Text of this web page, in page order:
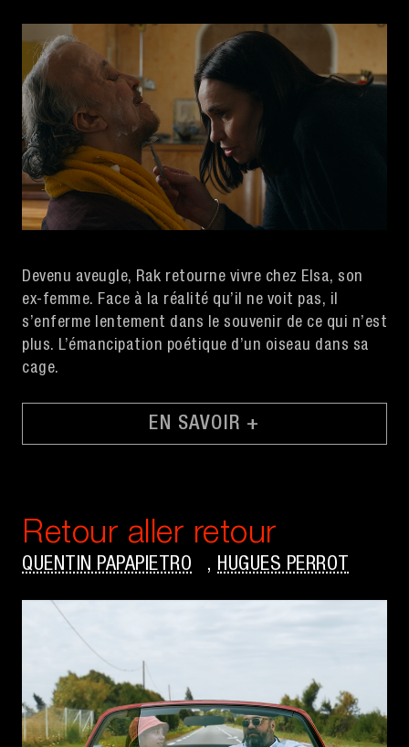
Devenu aveugle, Rak retourne vivre chez Elsa, son
ex-femme. Face à la réalité qu’il ne voit pas, il
s’enferme lentement dans le souvenir de ce qui n’est
plus. L’émancipation poétique d’un oiseau dans sa
cage.
EN SAVOIR +
Retour aller retour
QUENTIN PAPAPIETRO , HUGUES PERROT